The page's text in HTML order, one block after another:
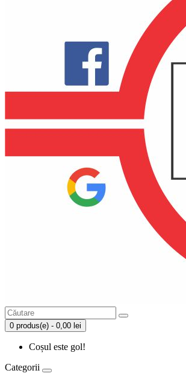
0 produs(e) - 0,00 lei
Coșul este gol!
Categorii